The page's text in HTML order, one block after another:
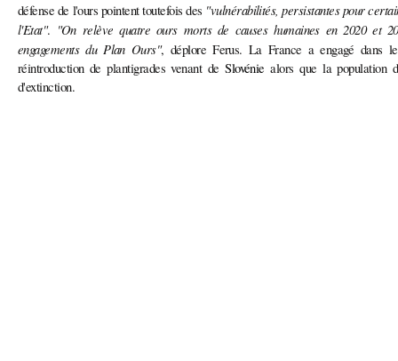
défense de l'ours pointent toutefois des "vulnérabilités, persistantes pour
l'Etat". "On relève quatre ours morts de causes humaines en 2020 et
engagements du Plan Ours", déplore Ferus. La France a engagé dans
réintroduction de plantigrades venant deSlovénie alors que la population
d'extinction.